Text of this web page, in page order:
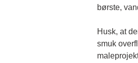
børste,
Husk, at
smuk